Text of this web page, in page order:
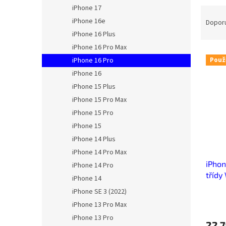
iPhone 17
iPhone 16e
iPhone 16 Plus
iPhone 16 Pro Max
iPhone 16 Pro
iPhone 16
iPhone 15 Plus
iPhone 15 Pro Max
iPhone 15 Pro
iPhone 15
iPhone 14 Plus
iPhone 14 Pro Max
iPhone 14 Pro
iPhone 14
iPhone SE 3 (2022)
iPhone 13 Pro Max
iPhone 13 Pro
nV
třídy